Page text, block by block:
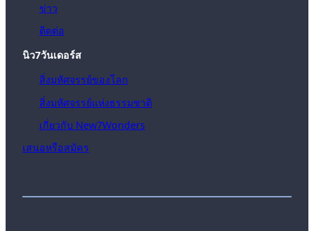
ข่าว
ติดต่อ
นิว7วันเดอร์ส
สิ่งมหัศจรรย์ของโลก
สิ่งมหัศจรรย์แห่งธรรมชาติ
เกี่ยวกับ New7Wonders
เสนอหรือสมัคร